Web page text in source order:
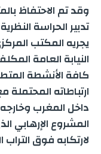
وقد تم الاحتفاظ
تدبير الحراسة
يجريه المكتب
النيابة العامة
كافة الأنشطة
ارتباطاته المحتملة
داخل المغرب
المشروع الإرهابي
لارتكابه فوق